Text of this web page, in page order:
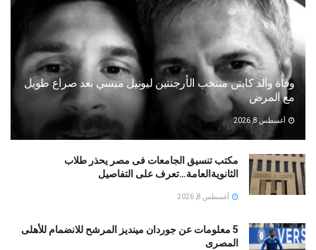
وفاة والد كابتن منتخب الأرجنتين ليونيل ميسي بعد صراع طويل
مع المرض
أغسطس 8, 2026
مكتب تنسيق الجامعات فى مصر يحذر طلاب
الثانويةالعامة…تعرف على التفاصيل
أغسطس 8, 2026
5 معلومات عن جوردان مينديز المرشح للانضمام للأهلى
المصرى